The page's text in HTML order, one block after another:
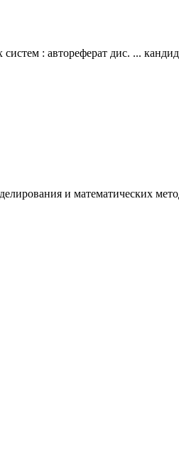
: автореферат дис. ...
и математических